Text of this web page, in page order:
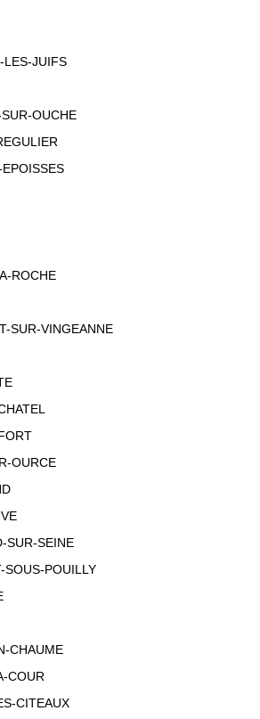
LES-JUIFS
OUCHE
ROCHE
SUR-VINGEANNE
OURCE
SUR-SEINE
SOUS-POUILLY
CHAUME
COUR
CITEAUX